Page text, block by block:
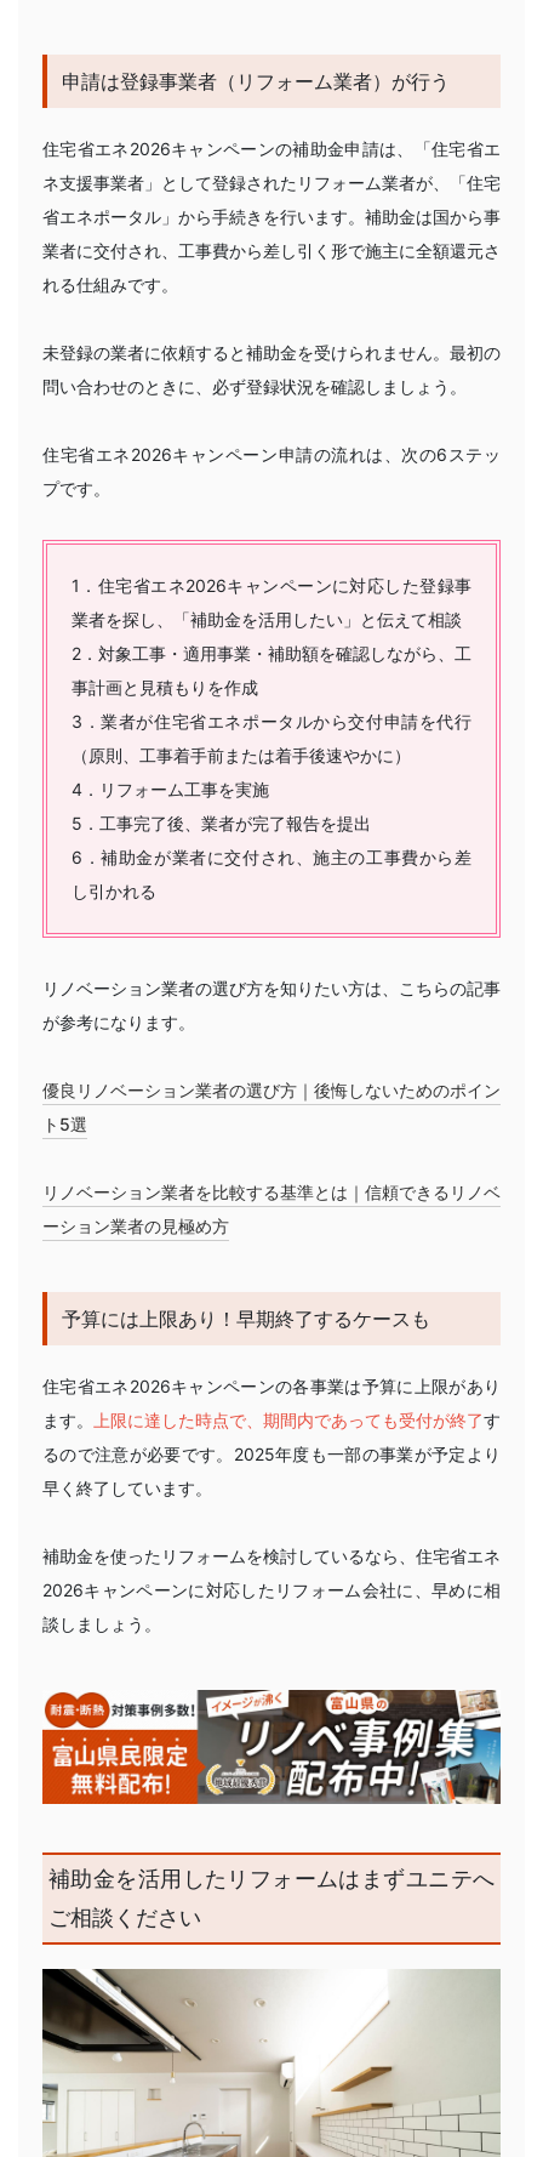
申請は登録事業者（リフォーム業者）が行う
住宅省エネ2026キャンペーンの補助金申請は、「住宅省エ
ネ支援事業者」として登録されたリフォーム業者が、「住宅
省エネポータル」から手続きを行います。補助金は国から事
業者に交付され、工事費から差し引く形で施主に全額還元さ
れる仕組みです。
未登録の業者に依頼すると補助金を受けられません。最初の
問い合わせのときに、必ず登録状況を確認しましょう。
住宅省エネ2026キャンペーン申請の流れは、次の6ステッ
プです。
1．住宅省エネ2026キャンペーンに対応した登録事
業者を探し、「補助金を活用したい」と伝えて相談
2．対象工事・適用事業・補助額を確認しながら、工
事計画と見積もりを作成
3．業者が住宅省エネポータルから交付申請を代行
（原則、工事着手前または着手後速やかに）
4．リフォーム工事を実施
5．工事完了後、業者が完了報告を提出
6．補助金が業者に交付され、施主の工事費から差
し引かれる
リノベーション業者の選び方を知りたい方は、こちらの記事
が参考になります。
優良リノベーション業者の選び方｜後悔しないためのポイン
ト5選
リノベーション業者を比較する基準とは｜信頼できるリノベ
ーション業者の見極め方
予算には上限あり！早期終了するケースも
住宅省エネ2026キャンペーンの各事業は予算に上限があり
ます。
上限に達した時点で、期間内であっても受付が終了す
るので注意が必要です。2025年度も一部の事業が予定より
早く終了しています。
補助金を使ったリフォームを検討しているなら、住宅省エネ
2026キャンペーンに対応したリフォーム会社に、早めに相
談しましょう。
補助金を活用したリフォームはまずユニテへ
ご相談ください